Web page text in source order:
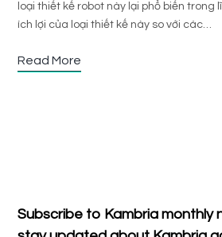
loại thiết kế robot này lại phổ biến trong
ích lợi của loại thiết kế này so với các…
Read More
Subscribe to Kambria monthly